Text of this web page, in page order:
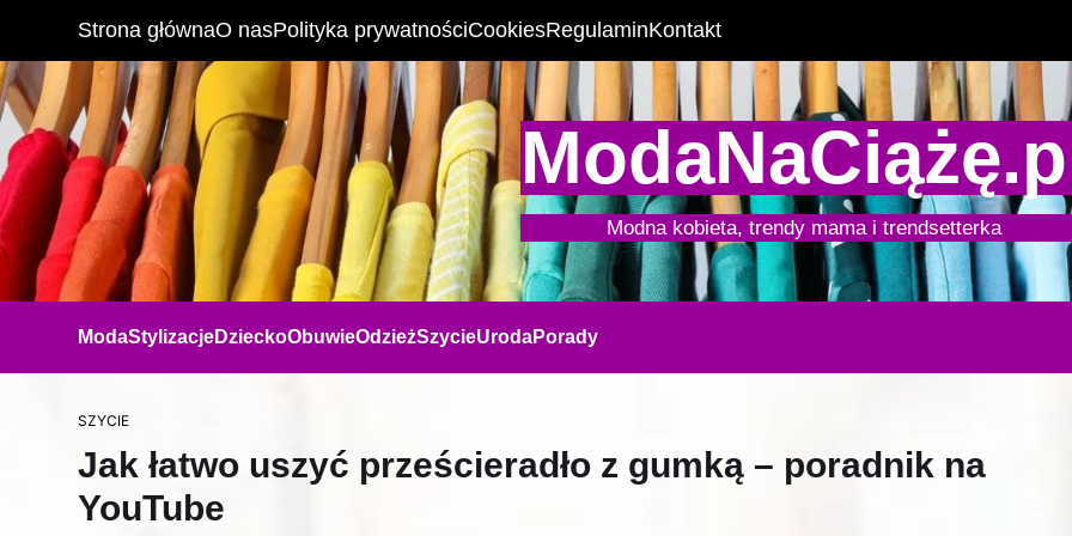
Strona głównaO nasPolityka prywatnościCookiesRegulaminKontakt
Modna kobieta, trendy mama i trendsetterka
ModaStylizacjeDzieckoObuwieOdzieżSzycieUrodaPorady
SZYCIE
Jak łatwo uszyć prześcieradło z gumką – poradnik na
YouTube